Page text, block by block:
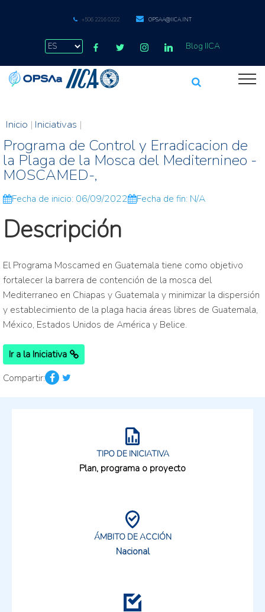
+506 2216 0222 OPSAA@IICA.INT
Blog IICA
Inicio | Iniciativas |
Programa de Control y Erradicacion de
la Plaga de la Mosca del Mediternineo -
MOSCAMED-,
Fecha de inicio: 06/09/2022 Fecha de fin: N/A
Descripción
El Programa Moscamed en Guatemala tiene como objetivo
fortalecer la barrera de contención de la mosca del
Mediterraneo en Chiapas y Guatemala y minimizar la dispersión
y establecimiento de la plaga hacia áreas libres de Guatemala,
México, Estados Unidos de América y Belice.
Ir a la Iniciativa
Compartir:
TIPO DE INICIATIVA
Plan, programa o proyecto
ÁMBITO DE ACCIÓN
Nacional